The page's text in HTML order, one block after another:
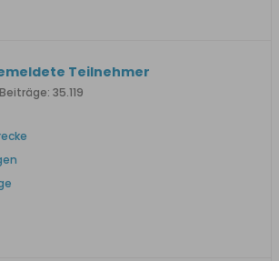
Teilnehmer
35.119